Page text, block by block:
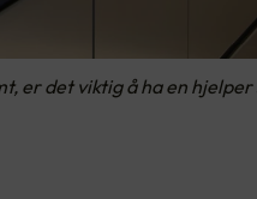
er det viktig å ha en hjelper